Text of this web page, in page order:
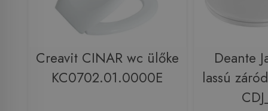
Creavit CINAR wc ülőke
KC0702.01.0000E
Deante
lassú